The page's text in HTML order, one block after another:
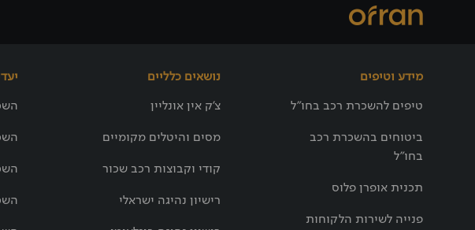
מידע וטיפים
טיפים להשכרת רכב בחו"ל
ביטוחים בהשכרת רכב
בחו"ל
תכנית אופרן פלוס
פנייה לשירות הלקוחות
נושאים כלליים
צ'ק אין אונליין
מסים והיטלים מקומיים
קודי וקבוצות רכב שכור
רישיון נהיגה ישראלי